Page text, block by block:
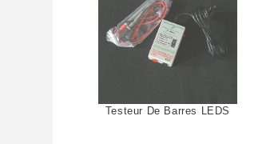
Testeur De Barres LEDS